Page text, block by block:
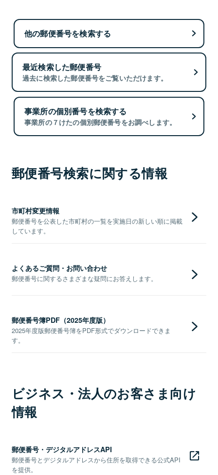
他の郵便番号を検索する
最近検索した郵便番号
過去に検索した郵便番号をご覧いただけます。
事業所の個別番号を検索する
事業所の７けたの個別郵便番号をお調べします。
郵便番号検索に関する情報
市町村変更情報
郵便番号を公表した市町村の一覧を実施日の新しい順に掲載
しています。
よくあるご質問・お問い合わせ
郵便番号に関するさまざまな疑問にお答えします。
郵便番号簿PDF（2025年度版）
2025年度版郵便番号簿をPDF形式でダウンロードできま
す。
ビジネス・法人のお客さま向け
情報
郵便番号・デジタルアドレスAPI
郵便番号とデジタルアドレスから住所を取得できる公式API
を提供。